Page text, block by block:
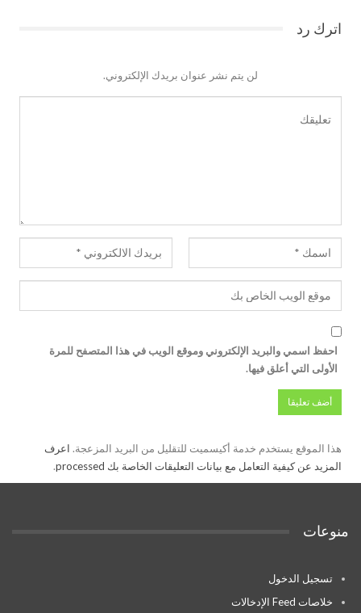
اترك رد
لن يتم نشر عنوان بريدك الإلكتروني.
احفظ اسمي والبريد الإلكتروني وموقع الويب في هذا المتصفح للمرة
الأولى التي أعلق فيها.
هذا الموقع يستخدم خدمة أكيسميت للتقليل من البريد المزعجة. اعرف
المزيد عن كيفية التعامل مع بيانات التعليقات الخاصة بك processed
.
منوعات
تسجيل الدخول
خلاصات Feed الإدخالات